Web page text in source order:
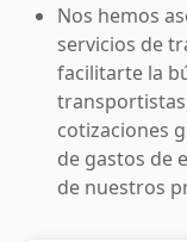
Nos hemos
servicios de
facilitarte la
transportistas
cotizaciones
de gastos de
de nuestros